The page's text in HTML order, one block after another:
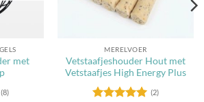
met
(8)
MERELVOER
Vetstaafjeshouder Hout met
Vetstaafjes High Energy Plus
(2)